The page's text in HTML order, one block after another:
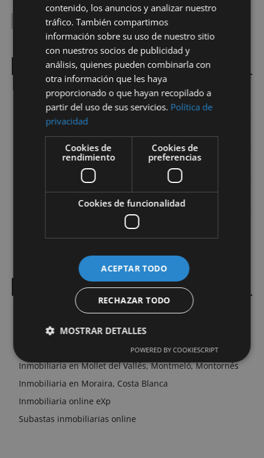
Buscar
Entradas recientes
Inteligencia Artificial y Big Data, el nuevo paradigma en la
captación inmobiliaria
La vivienda en el debate público, mercado de oportunidades
para el profesional inmobiliario
Agentes IA para captar, atender y cualificar leads?
viviendas exclusivas
Cómo presentar proyectos de interiorismo con renders
fotorrealistas y ganar más clientes
Enlaces Inmobiliarios
Inbound Marketing
Inmobiliaria en Barcelona
Inmobiliaria en Fuerteventura
Inmobiliaria en Mollet del Vallés, Montmeló, Montornés
Inmobiliaria en Moraira, Costa Blanca
Inmobiliaria online eXp
Subastas inmobiliarias online
EN
contenido, los anuncios y analizar nuestro
tráfico. También compartimos
información sobre su uso de nuestro sitio
con nuestros socios de publicidad y
análisis, quienes pueden combinarla con
otra información que les haya
proporcionado o que hayan recopilado a
partir del uso de sus servicios. Política de
privacidad
Cookies de
rendimiento
Cookies de
preferencias
Cookies de funcionalidad
ACEPTAR TODO
RECHAZAR TODO
MOSTRAR DETALLES
POWERED BY COOKIESCRIPT